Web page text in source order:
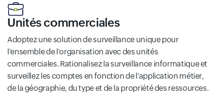
Unités commerciales
Adoptez une solution de surveillance unique pour
l'ensemble de l'organisation avec des unités
commerciales. Rationalisez la surveillance informatique et
surveillez les comptes en fonction de l'application métier,
de la géographie, du type et de la propriété des ressources.